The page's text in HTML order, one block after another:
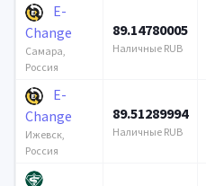
E-
Change
Самара,
Россия
89.14780005
Наличные RUB
E-
Change
Ижевск,
Россия
89.51289994
Наличные RUB